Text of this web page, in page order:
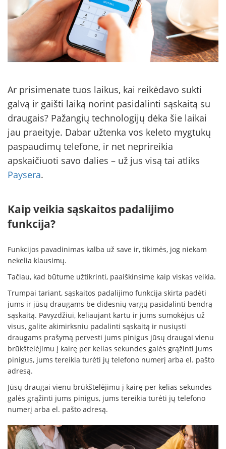
Ar prisimenate tuos laikus, kai reikėdavo sukti
galvą ir gaišti laiką norint pasidalinti sąskaitą su
draugais? Pažangių technologijų dėka šie laikai
jau praeityje. Dabar užtenka vos keleto mygtukų
paspaudimų telefone, ir net neprireikia
apskaičiuoti savo dalies – už jus visą tai atliks
Paysera.
Kaip veikia sąskaitos padalijimo
funkcija?
Funkcijos pavadinimas kalba už save ir, tikimės, jog niekam
nekelia klausimų.
Tačiau, kad būtume užtikrinti, paaiškinsime kaip viskas veikia.
Trumpai tariant, sąskaitos padalijimo funkcija skirta padėti
jums ir jūsų draugams be didesnių vargų pasidalinti bendrą
sąskaitą. Pavyzdžiui, keliaujant kartu ir jums sumokėjus už
visus, galite akimirksniu padalinti sąskaitą ir nusiųsti
draugams prašymą pervesti jums pinigus jūsų draugai vienu
brūkštelėjimu į kairę per kelias sekundes galės grąžinti jums
pinigus, jums tereikia turėti jų telefono numerį arba el. pašto
adresą.
Jūsų draugai vienu brūkštelėjimu į kairę per kelias sekundes
galės grąžinti jums pinigus, jums tereikia turėti jų telefono
numerį arba el. pašto adresą.